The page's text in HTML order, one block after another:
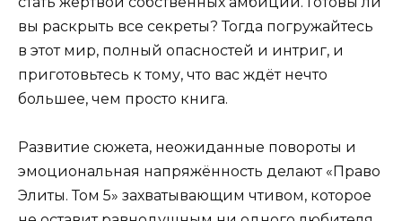
вы раскрыть все секреты? Тогда погружайтесь
в этот мир, полный опасностей и интриг, и
приготовьтесь к тому, что вас ждёт нечто
большее, чем просто книга.
Развитие сюжета, неожиданные повороты и
эмоциональная напряжённость делают «Право
Элиты. Том 5» захватывающим чтивом, которое